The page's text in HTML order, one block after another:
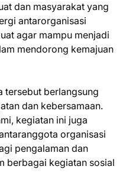
dan masyarakat yang
antarorganisasi
agar mampu menjadi
mendorong kemajuan
tersebut berlangsung
dan kebersamaan.
kegiatan ini juga
organisasi
pengalaman dan
berbagai kegiatan sosial